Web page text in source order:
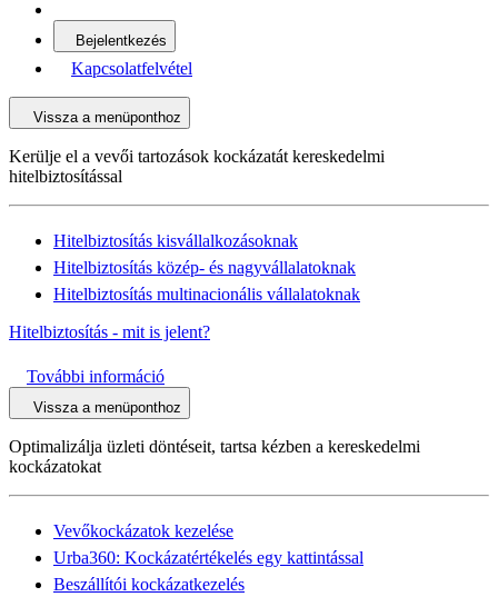
Bejelentkezés
Kapcsolatfelvétel
Vissza a menüponthoz
Kerülje el a vevői tartozások kockázatát kereskedelmi
hitelbiztosítással
Hitelbiztosítás kisvállalkozásoknak
Hitelbiztosítás közép- és nagyvállalatoknak
Hitelbiztosítás multinacionális vállalatoknak
Hitelbiztosítás - mit is jelent?
További információ
Vissza a menüponthoz
Optimalizálja üzleti döntéseit, tartsa kézben a kereskedelmi
kockázatokat
Vevőkockázatok kezelése
Urba360: Kockázatértékelés egy kattintással
Beszállítói kockázatkezelés